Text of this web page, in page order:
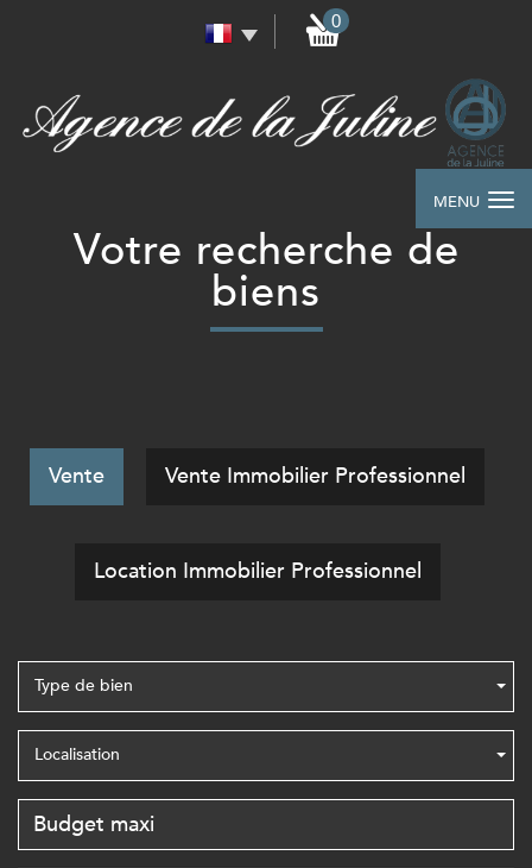
0
MENU
Votre recherche de
biens
Vente Vente Immobilier Professionnel
Location Immobilier Professionnel
Type de bien
Localisation